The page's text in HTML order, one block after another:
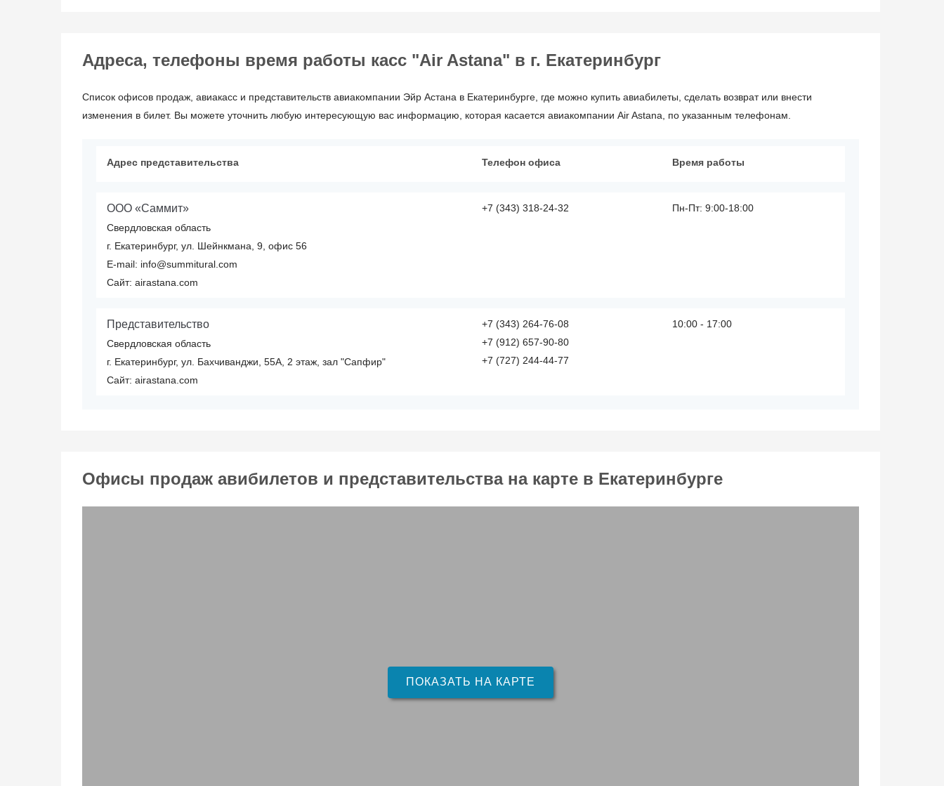
Адреса, телефоны время работы касс "Air Astana" в г. Екатеринбург
Список офисов продаж, авиакасс и представительств авиакомпании Эйр Астана в Екатеринбурге, где можно купить авиабилеты, сделать возврат или внести
изменения в билет. Вы можете уточнить любую интересующую вас информацию, которая касается авиакомпании Air Astana, по указанным телефонам.
Адрес представительства Телефон офиса Время работы
ООО «Саммит»
Свердловская область
г. Екатеринбург, ул. Шейнкмана, 9, офис 56
E-mail: info@summitural.com
Сайт: airastana.com
+7 (343) 318-24-32 Пн-Пт: 9:00-18:00
Представительство
Свердловская область
г. Екатеринбург, ул. Бахчиванджи, 55А, 2 этаж, зал "Сапфир"
Сайт: airastana.com
+7 (343) 264-76-08
+7 (912) 657-90-80
+7 (727) 244-44-77
10:00 - 17:00
Офисы продаж авибилетов и представительства на карте в Екатеринбурге
ПОКАЗАТЬ НА КАРТЕ